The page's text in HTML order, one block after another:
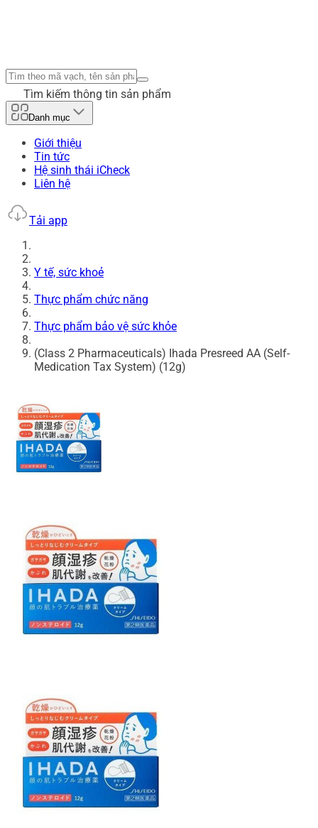
Tìm kiếm thông tin sản phẩm
Danh mục
Giới thiệu
Tin tức
Hệ sinh thái iCheck
Liên hệ
Tải app
Y tế, sức khoẻ
Thực phẩm chức năng
Thực phẩm bảo vệ sức khỏe
(Class 2 Pharmaceuticals) Ihada Presreed AA (Self-
Medication Tax System) (12g)